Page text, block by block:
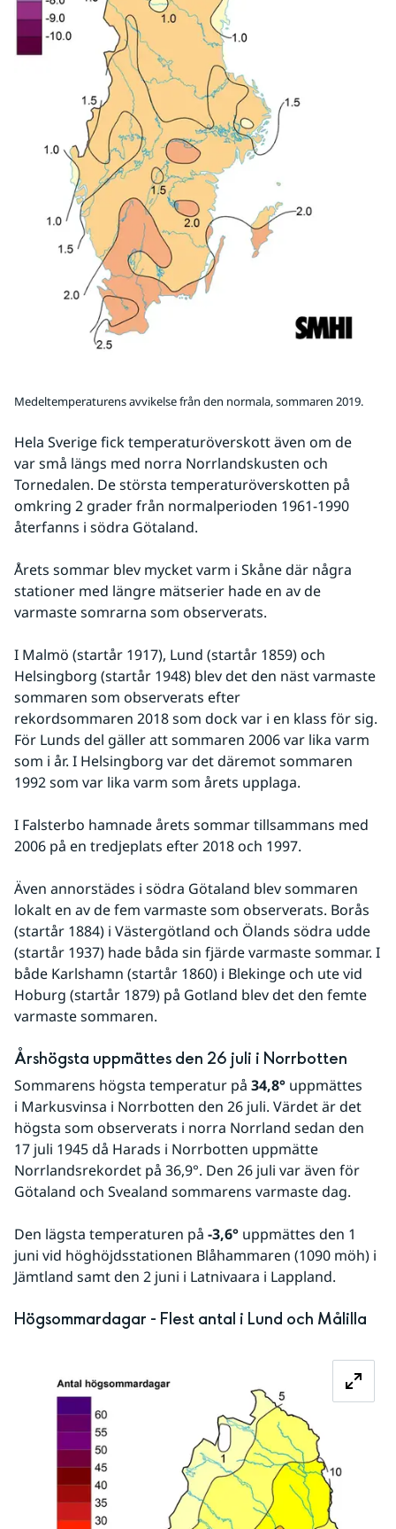
Medeltemperaturens avvikelse från den normala, sommaren 2019.
Hela Sverige fick temperaturöverskott även om de
var små längs med norra Norrlandskusten och
Tornedalen. De största temperaturöverskotten på
omkring 2 grader från normalperioden 1961-1990
återfanns i södra Götaland.
Årets sommar blev mycket varm i Skåne där några
stationer med längre mätserier hade en av de
varmaste somrarna som observerats.
I Malmö (startår 1917), Lund (startår 1859) och
Helsingborg (startår 1948) blev det den näst varmaste
sommaren som observerats efter
rekordsommaren 2018 som dock var i en klass för sig.
För Lunds del gäller att sommaren 2006 var lika varm
som i år. I Helsingborg var det däremot sommaren
1992 som var lika varm som årets upplaga.
I Falsterbo hamnade årets sommar tillsammans med
2006 på en tredjeplats efter 2018 och 1997.
Även annorstädes i södra Götaland blev sommaren
lokalt en av de fem varmaste som observerats. Borås
(startår 1884) i Västergötland och Ölands södra udde
(startår 1937) hade båda sin fjärde varmaste sommar. I
både Karlshamn (startår 1860) i Blekinge och ute vid
Hoburg (startår 1879) på Gotland blev det den femte
varmaste sommaren.
Årshögsta uppmättes den 26 juli i Norrbotten
Sommarens högsta temperatur på 34,8° uppmättes
i Markusvinsa i Norrbotten den 26 juli. Värdet är det
högsta som observerats i norra Norrland sedan den
17 juli 1945 då Harads i Norrbotten uppmätte
Norrlandsrekordet på 36,9°. Den 26 juli var även för
Götaland och Svealand sommarens varmaste dag.
Den lägsta temperaturen på -3,6° uppmättes den 1
juni vid höghöjdsstationen Blåhammaren (1090 möh) i
Jämtland samt den 2 juni i Latnivaara i Lappland.
Högsommardagar - Flest antal i Lund och Målilla